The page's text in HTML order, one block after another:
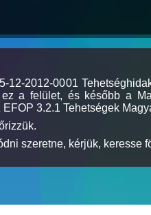
2012-0001
a felület, és később a
3.2.1 Tehetségek
szeretne, kérjük, keresse